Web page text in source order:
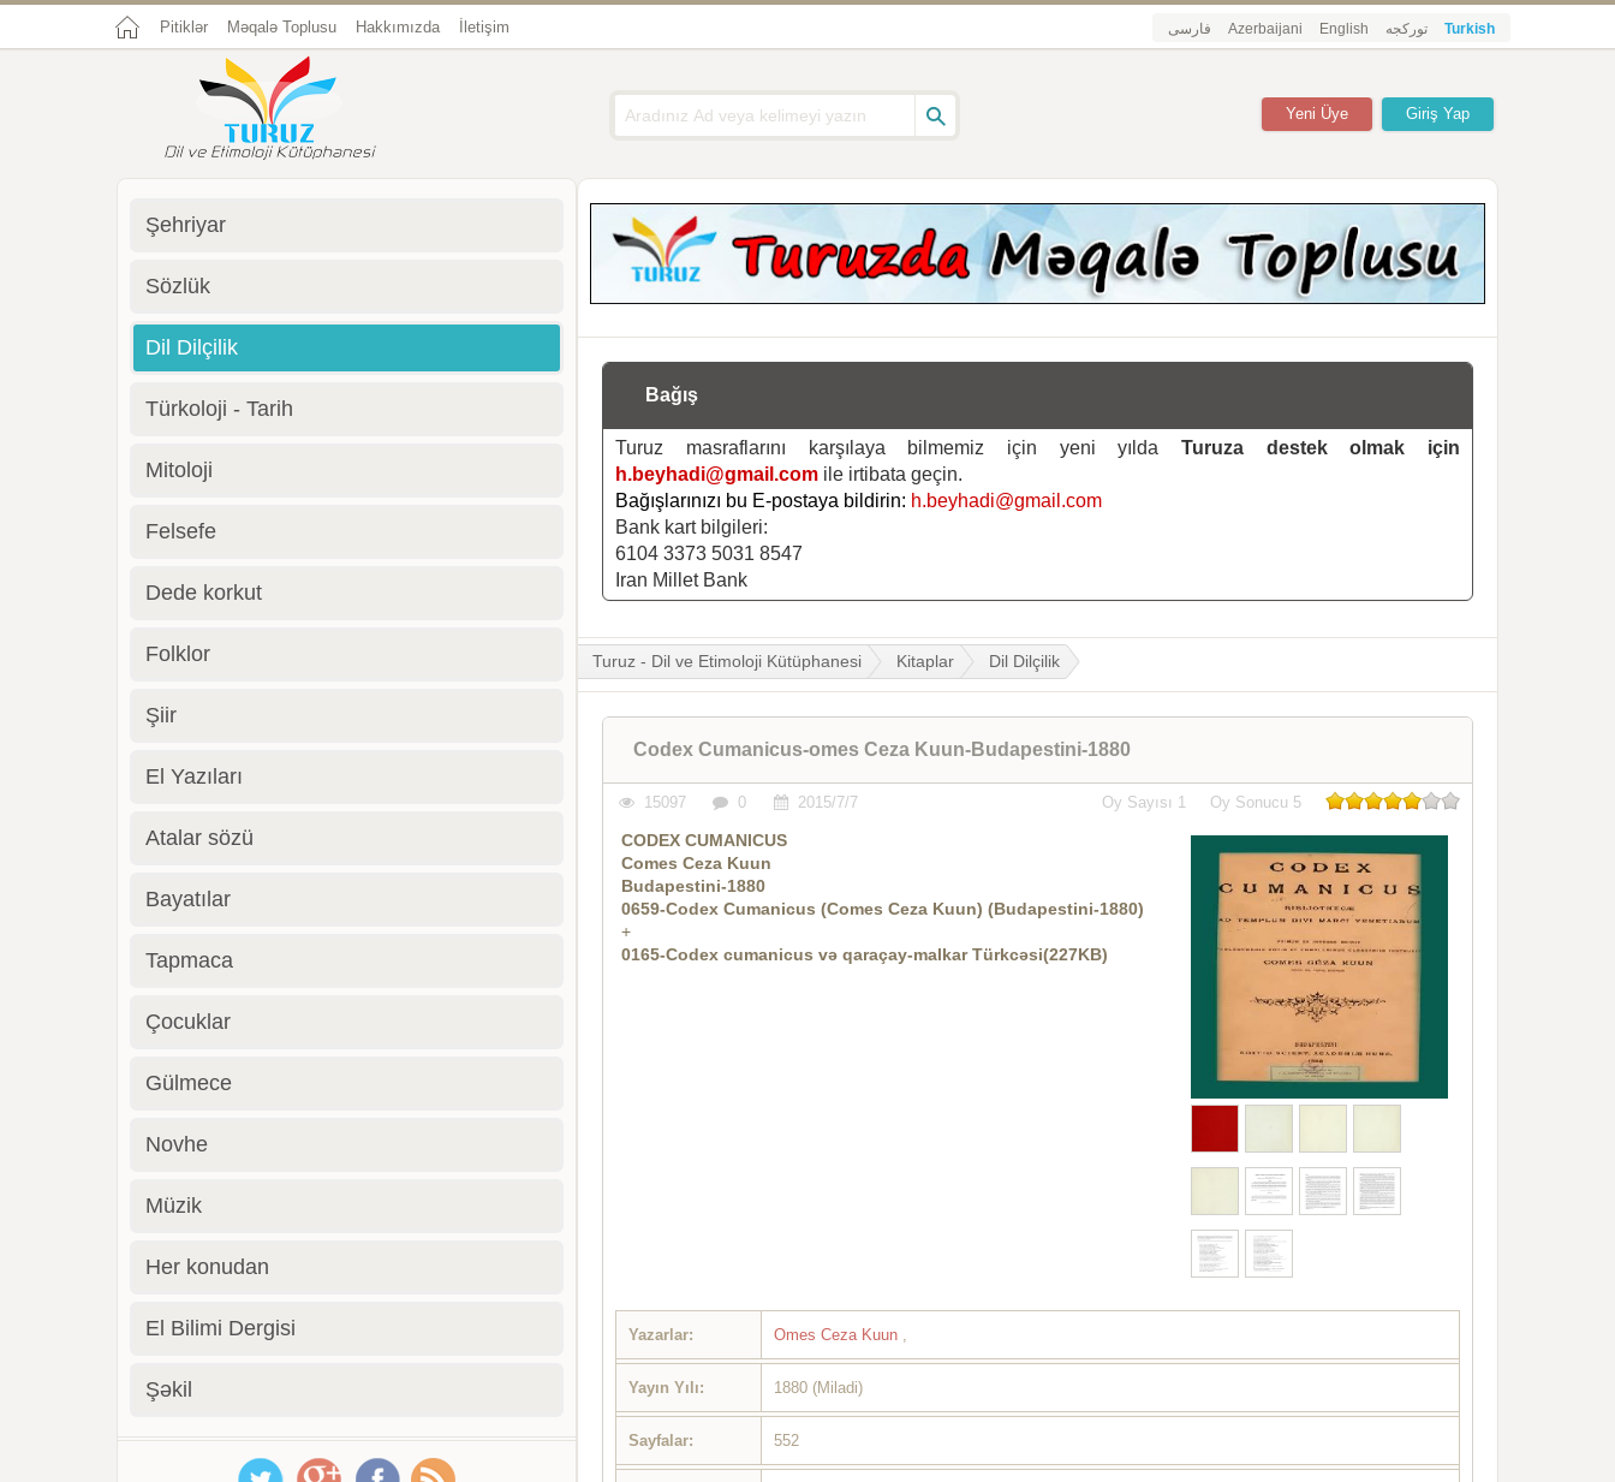
Pitiklər Məqalə Toplusu Hakkımızda İletişim فارسی Azerbaijani English تورکجه Turkish
Giriş Yap
Yeni Üye
Bağış
Turuz masraflarını karşılaya bilmemiz için yeni yıldaTuruza destek olmak için
h.beyhadi@gmail.com ile irtibata geçin.
Bağışlarınızı bu E-postaya bildirin: h.beyhadi@gmail.com
Bank kart bilgileri:
6104 3373 5031 8547
Iran Millet Bank
Turuz - Dil ve Etimoloji Kütüphanesi Kitaplar Dil Dilçilik
Codex Cumanicus-omes Ceza Kuun-Budapestini-1880
15097 0 2015/7/7 Oy Sayısı 1 Oy Sonucu 5
CODEX CUMANICUS
Comes Ceza Kuun
Budapestini-1880
0659-Codex Cumanicus (Comes Ceza Kuun) (Budapestini-1880)
+
0165-Codex cumanicus və qaraçay-malkar Türkcəsi(227KB)
Yazarlar: Omes Ceza Kuun
Yayın Yılı: 1880 (Miladi)
Sayfalar: 552
Şehriyar
Sözlük
Dil Dilçilik
Türkoloji - Tarih
Mitoloji
Felsefe
Dede korkut
Folklor
Şiir
El Yazıları
Atalar sözü
Bayatılar
Tapmaca
Çocuklar
Gülmece
Novhe
Müzik
Her konudan
El Bilimi Dergisi
Şəkil